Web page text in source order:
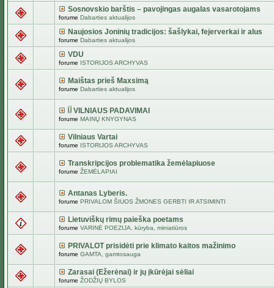
Sosnovskio barštis – pavojingas augalas vasarotojams
forume Dabarties aktualijos
Naujosios Joninių tradicijos: šašlykai, fejerverkai ir alus
forume Dabarties aktualijos
VDU
forume ISTORIJOS ARCHYVAS
Maištas prieš Maxsimą
forume Dabarties aktualijos
VILNIAUS PADAVIMAI
forume MAINŲ KNYGYNAS
Vilniaus Vartai
forume ISTORIJOS ARCHYVAS
Transkripcijos problematika žemėlapiuose
forume ŽEMĖLAPIAI
Antanas Lyberis.
forume PRIVALOM ŠIUOS ŽMONES GERBTI IR ATSIMINTI
Lietuviškų rimų paieška poetams
forume VARINĖ POEZIJA, kūryba, miniatiūros
PRIVALOT prisidėti prie klimato kaitos mažinimo
forume GAMTA, gamtosauga
Zarasai (Ežerėnai) ir jų įkūrėjai sėliai
forume ŽODŽIŲ BYLOS